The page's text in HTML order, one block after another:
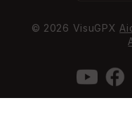
© 2026 VisuGPX